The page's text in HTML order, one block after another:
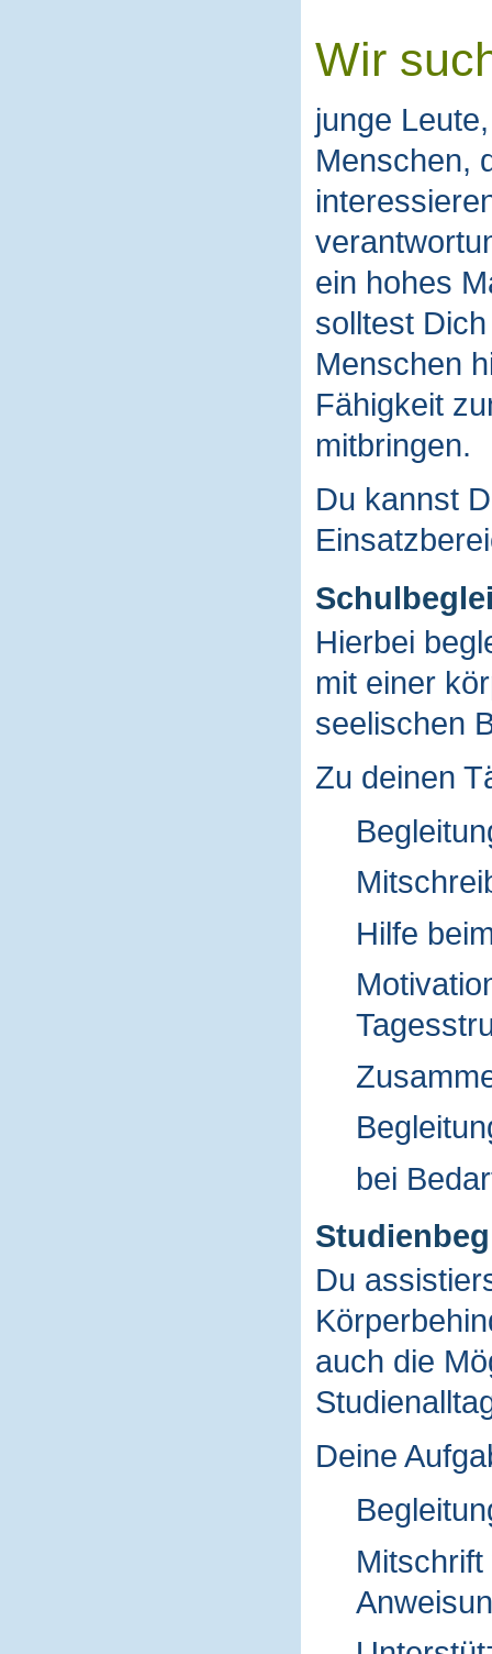
Wir
junge
Menschen,
ein hohes
solltest
Menschen
Fähigkeit
mitbringen.
Du kannst
Hierbei
mit einer
seelischen
Zu deinen
Hilfe
bei
Du
auch die
Deine